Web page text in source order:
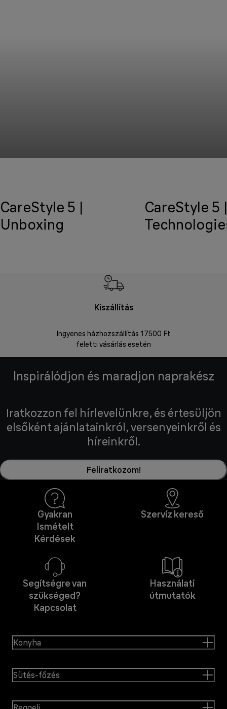
CareStyle 5 |
Unboxing
CareStyle 5
Kiszállítás
Ingyenes házhozszállítás 17500 Ft
feletti vásárlás esetén
Inspirálódjon és maradjon naprakész
Iratkozzon fel hírlevelünkre, és értesüljön
elsőként ajánlatainkról, versenyeinkről és
híreinkről.
Feliratkozom!
Gyakran
Ismételt
Kérdések
Szervíz kereső
Segítségre van
szükséged?
Kapcsolat
Használati
útmutatók
Konyha
Sütés-főzés